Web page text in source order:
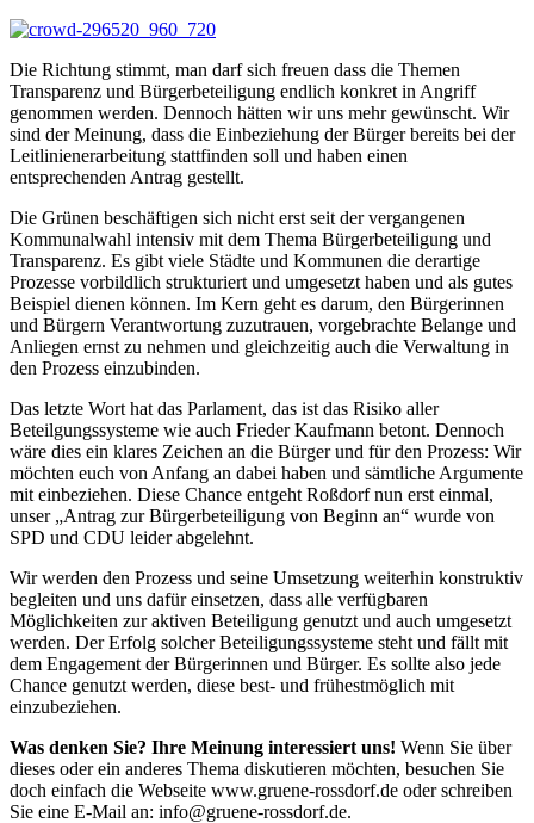
Die Richtung stimmt, man darf sich freuen dass die Themen
Transparenz und Bürgerbeteiligung endlich konkret in Angriff
genommen werden. Dennoch hätten wir uns mehr gewünscht. Wir
sind der Meinung, dass die Einbeziehung der Bürger bereits bei der
Leitlinienerarbeitung stattfinden soll und haben einen
entsprechenden Antrag gestellt.
Die Grünen beschäftigen sich nicht erst seit der vergangenen
Kommunalwahl intensiv mit dem Thema Bürgerbeteiligung und
Transparenz. Es gibt viele Städte und Kommunen die derartige
Prozesse vorbildlich strukturiert und umgesetzt haben und als gutes
Beispiel dienen können. Im Kern geht es darum, den Bürgerinnen
und Bürgern Verantwortung zuzutrauen, vorgebrachte Belange und
Anliegen ernst zu nehmen und gleichzeitig auch die Verwaltung in
den Prozess einzubinden.
Das letzte Wort hat das Parlament, das ist das Risiko aller
Beteilgungssysteme wie auch Frieder Kaufmann betont. Dennoch
wäre dies ein klares Zeichen an die Bürger und für den Prozess: Wir
möchten euch von Anfang an dabei haben und sämtliche Argumente
mit einbeziehen. Diese Chance entgeht Roßdorf nun erst einmal,
unser „Antrag zur Bürgerbeteiligung von Beginn an“ wurde von
SPD und CDU leider abgelehnt.
Wir werden den Prozess und seine Umsetzung weiterhin konstruktiv
begleiten und uns dafür einsetzen, dass alle verfügbaren
Möglichkeiten zur aktiven Beteiligung genutzt und auch umgesetzt
werden. Der Erfolg solcher Beteiligungssysteme steht und fällt mit
dem Engagement der Bürgerinnen und Bürger. Es sollte also jede
Chance genutzt werden, diese best- und frühestmöglich mit
einzubeziehen.
Was denken Sie? Ihre Meinung interessiert uns! Wenn Sie über
dieses oder ein anderes Thema diskutieren möchten, besuchen Sie
doch einfach die Webseite www.gruene-rossdorf.de oder schreiben
Sie eine E-Mail an: info@gruene-rossdorf.de.